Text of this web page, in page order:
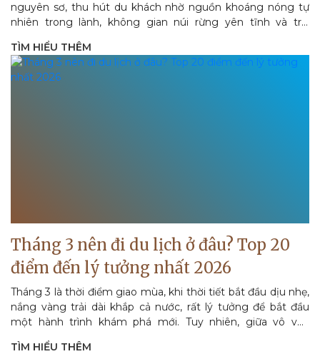
nguyên sơ, thu hút du khách nhờ nguồn khoáng nóng tự
nhiên trong lành, không gian núi rừng yên tĩnh và trải
TÌM HIỂU THÊM
Tháng 3 nên đi du lịch ở đâu? Top 20
điểm đến lý tưởng nhất 2026
Tháng 3 là thời điểm giao mùa, khi thời tiết bắt đầu dịu nhẹ,
nắng vàng trải dài khắp cả nước, rất lý tưởng để bắt đầu
một hành trình khám phá mới. Tuy nhiên, giữa vô vàn
TÌM HIỂU THÊM